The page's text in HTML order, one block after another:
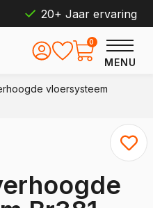
20+ Jaar ervaring
MENU
0
vloersysteem